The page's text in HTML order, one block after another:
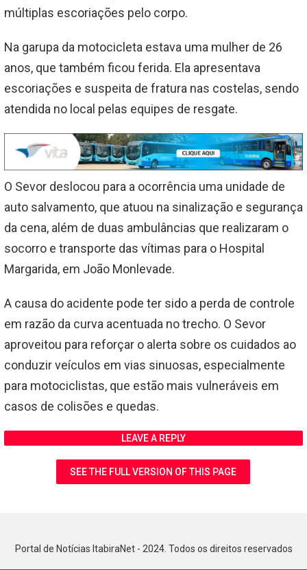
múltiplas escoriações pelo corpo.
Na garupa da motocicleta estava uma mulher de 26
anos, que também ficou ferida. Ela apresentava
escoriações e suspeita de fratura nas costelas, sendo
atendida no local pelas equipes de resgate.
O Sevor deslocou para a ocorrência uma unidade de
auto salvamento, que atuou na sinalização e segurança
da cena, além de duas ambulâncias que realizaram o
socorro e transporte das vítimas para o Hospital
Margarida, em João Monlevade.
A causa do acidente pode ter sido a perda de controle
em razão da curva acentuada no trecho. O Sevor
aproveitou para reforçar o alerta sobre os cuidados ao
conduzir veículos em vias sinuosas, especialmente
para motociclistas, que estão mais vulneráveis em
casos de colisões e quedas.
LEAVE A REPLY
SEE THE FULL VERSION OF THIS PAGE
Portal de Notícias ItabiraNet - 2024. Todos os direitos reservados